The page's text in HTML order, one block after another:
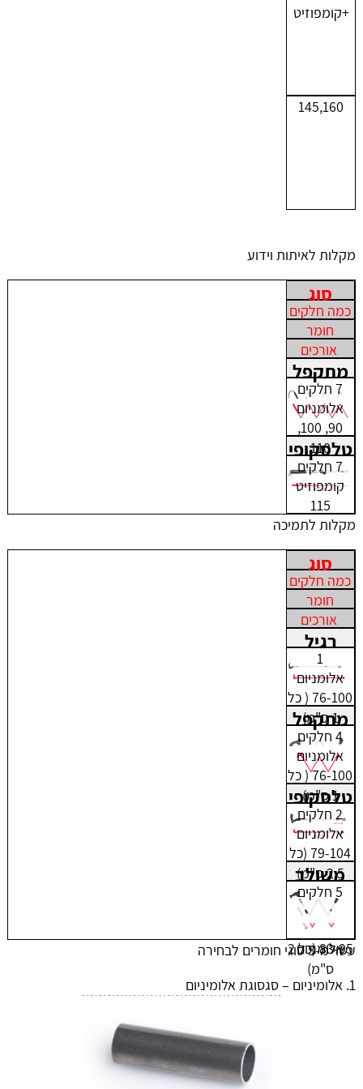
+קומפוזיט
145,160
מקלות לאיתות וידוע
סוג
כמה חלקים
חומר
אורכים
מתקפל
7 חלקים
אלומניום
90, 100,
110
טלסקופי
7 חלקים
קומפוזיט
115
מקלות לתמיכה
סוג
כמה חלקים
חומר
אורכים
רגיל
1
אלומניום
76-100 ( כל
1 ס"מ)
מתקפל
4 חלקים
אלומניום
76-100 ( כל
1 ס"מ)
טלסקופי
2 חלקים
אלומניום
79-104 (כל
2.5 ס"מ)
משולב
5 חלקים
אלומניום83-95 (כל 2
ס"מ)
עשוי מ-3 סוגי חומרים לבחירה
אלומיניום – סגסוגת אלומיניום